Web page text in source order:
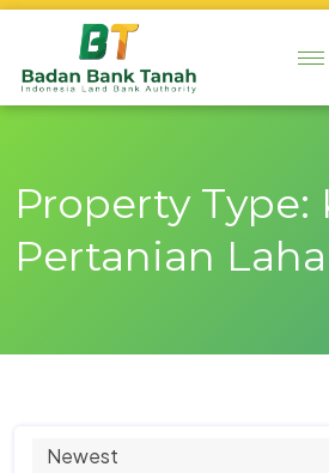
Property Type:
Pertanian
Newest